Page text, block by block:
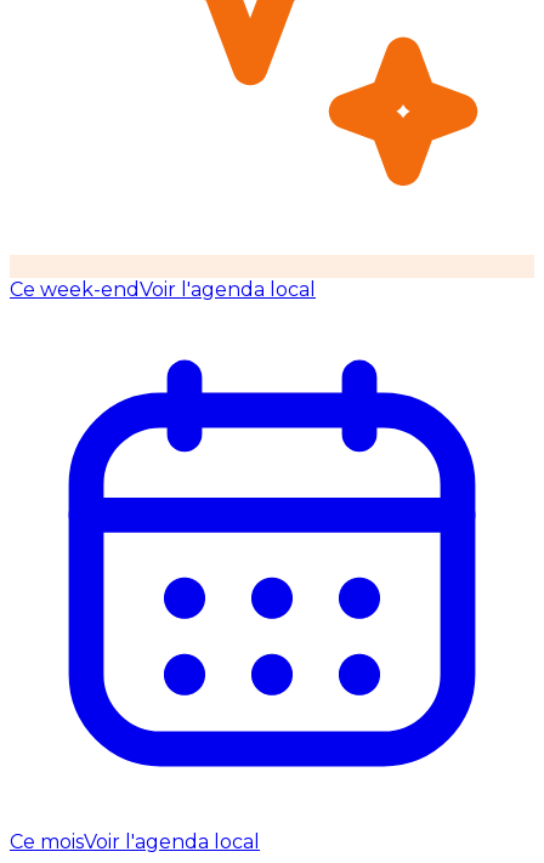
Ce week-endVoir l'agenda local
Ce moisVoir l'agenda local